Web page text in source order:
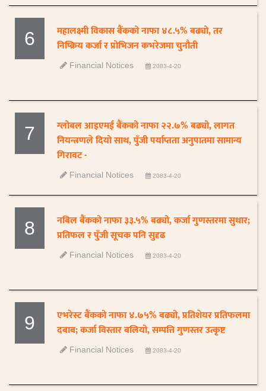
6
महालक्ष्मी विकास बैंकको नाफा ४८.५% बढ्यो, तर
निष्क्रिय कर्जा र प्रोभिजन कभरेजमा चुनौती
Financial Notices 2083-4-20
7
ग्लोबल आइएमई बैंकको नाफा २२.७% बढ्यो, लागत
नियन्त्रणले दियो साथ, पुँजी पर्याप्तता अनुपातमा सामान्य
गिरावट -
Financial Notices 2083-4-20
8
नबिल बैंकको नाफा ३३.५% बढ्यो, कर्जा गुणस्तरमा सुधार;
प्रतिफल र पुँजी सूचक पनि सुदृढ
Financial Notices 2083-4-20
9
एभरेस्ट बैंकको नाफा ४.७५% बढ्यो, प्रतिशेयर प्रतिफलमा
दबाब; कर्जा विस्तार बलियो, सम्पत्ति गुणस्तर उत्कृष्ट
Financial Notices 2083-4-20